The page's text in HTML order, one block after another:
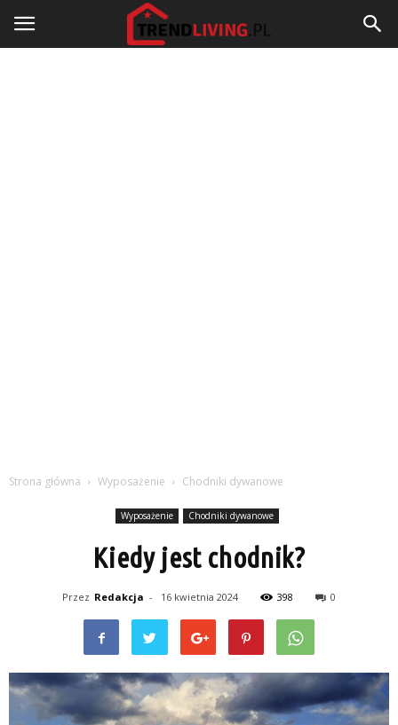
Strona główna Wyposażenie Chodniki dywanowe
Wyposażenie Chodniki dywanowe
Kiedy jest chodnik?
Przez Redakcja - 16 kwietnia 2024 398 0